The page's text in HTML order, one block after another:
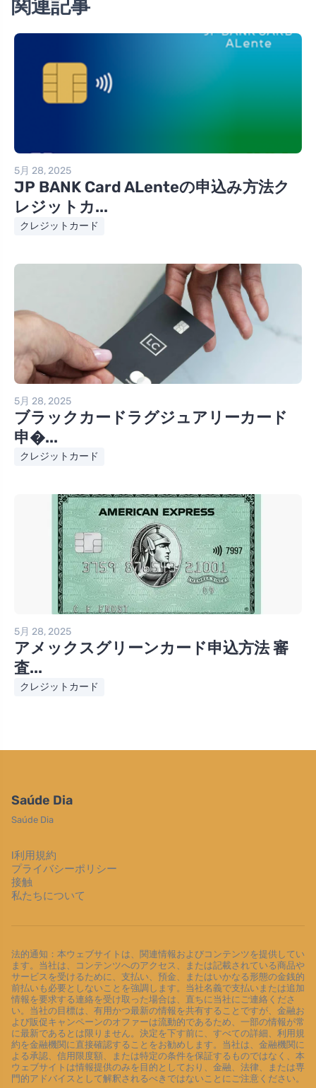
関連記事
5月 28, 2025
JP BANK Card ALenteの申込み方法ク
レジットカ...
クレジットカード
5月 28, 2025
ブラックカードラグジュアリーカード
申�...
クレジットカード
5月 28, 2025
アメックスグリーンカード申込方法 審
査...
クレジットカード
Saúde Dia
Saúde Dia
l利用規約
プライバシーポリシー
接触
私たちについて
法的通知：本ウェブサイトは、関連情報およびコンテンツを提供してい
ます。当社は、コンテンツへのアクセス、または記載されている商品や
サービスを受けるために、支払い、預金、またはいかなる形態の金銭的
前払いも必要としないことを強調します。当社名義で支払いまたは追加
情報を要求する連絡を受け取った場合は、直ちに当社にご連絡くださ
い。当社の目標は、有用かつ最新の情報を共有することですが、金融お
よび販促キャンペーンのオファーは流動的であるため、一部の情報が常
に最新であるとは限りません。決定を下す前に、すべての詳細、利用規
約を金融機関に直接確認することをお勧めします。当社は、金融機関に
よる承認、信用限度額、または特定の条件を保証するものではなく、本
ウェブサイトは情報提供のみを目的としており、金融、法律、または専
門的アドバイスとして解釈されるべきではないことにご注意ください。